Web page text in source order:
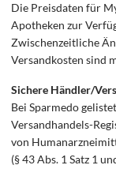
Die Preisdaten für
Apotheken zur
Zwischenzeitliche
Versandkosten sind
Sichere Händler/
Bei Sparmedo
Versandhandels-
von
(§ 43 Abs. 1 Satz 1